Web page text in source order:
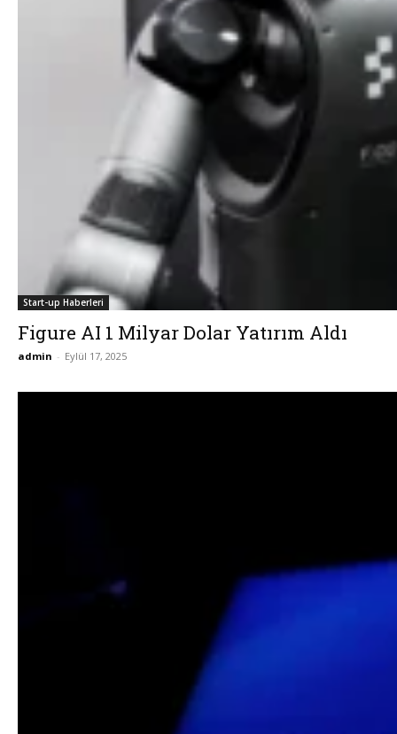
Start-up Haberleri
Figure AI 1 Milyar Dolar Yatırım Aldı
admin - Eylül 17, 2025